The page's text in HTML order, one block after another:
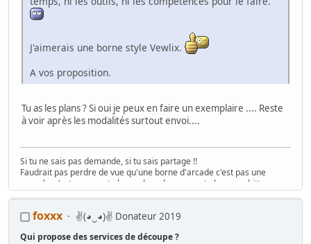
J'aimerais une borne style Vewlix.
A vos proposition.
Tu as les plans ? Si oui je peux en faire un exemplaire .... Reste
à voir après les modalités surtout envoi....
Si tu ne sais pas demande, si tu sais partage !!
Faudrait pas perdre de vue qu'une borne d'arcade c'est pas une
console, c'est rarement plug n play, plus souvent plug n pschitt...
(Funkycochise 2008)
foxxx ✌(◕‿◕)✌ Donateur 2019
Qui propose des services de découpe ?